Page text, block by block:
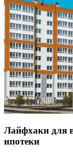
Лайфхаки для
ипотеки